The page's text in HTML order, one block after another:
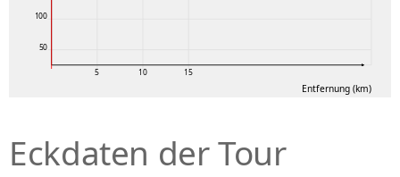
50
100
5 10 15
Entfernung (km)
Eckdaten der Tour